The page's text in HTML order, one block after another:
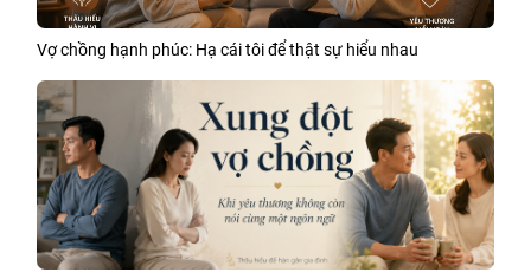
Vợ chồng hạnh phúc: Hạ cái tôi để thật sự hiểu nhau